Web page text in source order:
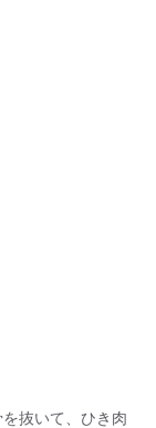
抜いて、ひき肉